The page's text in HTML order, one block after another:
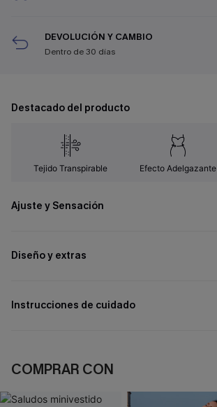
DEVOLUCIÓN Y CAMBIO
Dentro de 30 días
Destacado del producto
Tejido Transpirable Efecto Adelgazante
Ajuste y Sensación
Diseño y extras
Instrucciones de cuidado
COMPRAR CON